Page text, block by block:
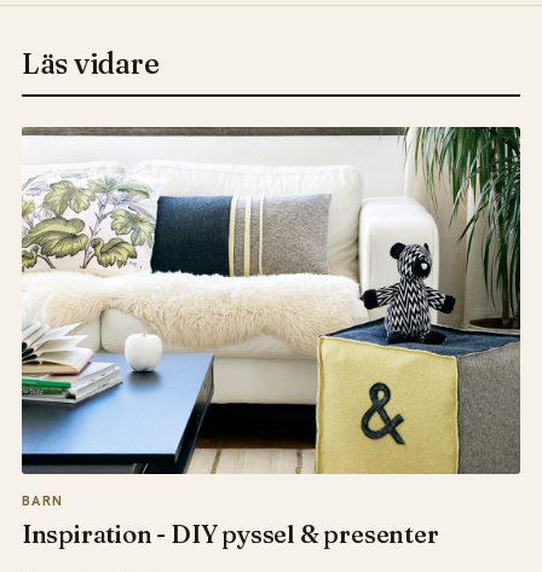
Läs vidare
BARN
Inspiration - DIY pyssel & presenter